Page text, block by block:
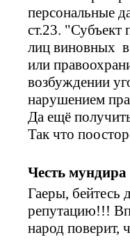
персональные
ст.23. "Субъект
лиц виновных
или
возбуждении
нарушением
Да ещё
Так что
Честь мундира
Гаеры, бейтесь
репутацию!!!
народ